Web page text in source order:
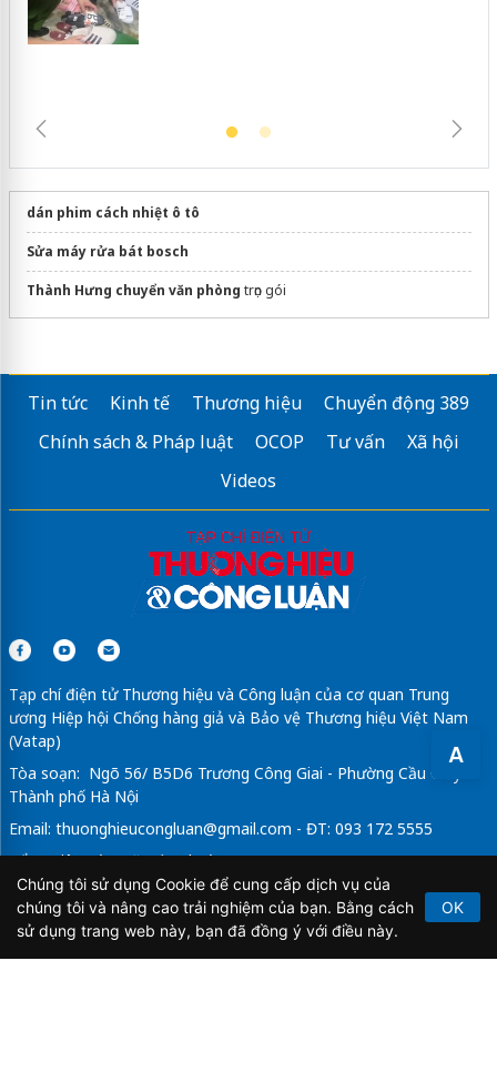
A
dán phim cách nhiệt ô tô
Sửa máy rửa bát bosch
Thành Hưng chuyển văn phòng trọn gói
Tin tức Kinh tế Thương hiệu
Chuyển động 389
Chính sách & Pháp luật
OCOP Tư vấn
Xã hội
Videos
Tạp chí điện tử Thương hiệu và Công luận của cơ quan Trung
ương Hiệp hội Chống hàng giả và Bảo vệ Thương hiệu Việt Nam
(Vatap)
Tòa soạn: Ngõ 56/ B5D6 Trương Công Giai - Phường Cầu Giấy -
Thành phố Hà Nội
Email: thuonghieucongluan@gmail.com - ĐT: 093 172 5555
Tổng Biên Tập: Vũ Đức Thuận
Giấy phép hoạt động báo chí điện tử số 64/GP-BTTTT do Bộ
Thông tin và Truyền thông cấp ngày 21/2/2020.
Chúng tôi sử dụng Cookie để cung cấp dịch vụ của
chúng tôi và nâng cao trải nghiệm của bạn. Bằng cách
sử dụng trang web này, bạn đã đồng ý với điều này.
OK